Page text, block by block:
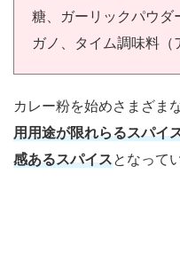
糖、ガーリックパウダ
ガノ、タイム調味料（
カレー粉を始めさまざま
用用途が限れらるスパイ
感あるスパイスとなって